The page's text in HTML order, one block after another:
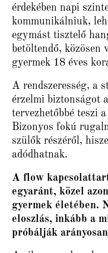
érdekében napi
kommunikálniuk,
egymást tisztelő
betöltendő,
gyermek 18 éves
A rendszeresség, a
érzelmi biztonságot
tervezhetőbbé teszi
Bizonyos fokú
szülők részéről,
adódhatnak.
A flow
egyaránt, közel
gyermek életében.
eloszlás, inkább a
próbálják